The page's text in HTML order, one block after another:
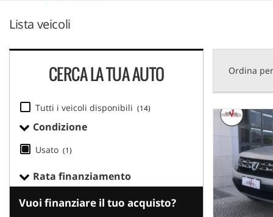
Lista veicoli
CERCA LA TUA AUTO
Tutti i veicoli disponibili (14)
Condizione
Usato (1)
Rata finanziamento
Vuoi finanziare il tuo acquisto?
Ordina
pannello
ti
di
esprimere
preferenze
di
consenso
tecnologie
tracciamento
che
adottiamo